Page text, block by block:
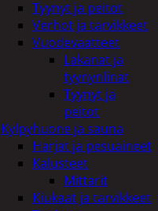
Tyynyt ja peitot
Verhot ja tarvikkeet
Vuodevaatteet
Lakanat ja
tyynynlinat
Tyynyt ja
peitot
Kylpyhuone ja sauna
Harjat ja pesuaineet
Kalusteet
Mittarit
Kiukaat ja tarvikkeet